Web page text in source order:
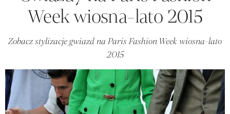
Week wiosna-lato 2015
Zobacz stylizacje gwiazd na Paris Fashion Week wiosna-lato
2015